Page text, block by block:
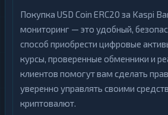
Покупка USD Coin ERC20 за Kaspi
мониторинг — это удобный,
способ приобрести цифровые
курсы, проверенные обменники и
клиентов помогут вам сделать
уверенно управлять своими
криптовалют.